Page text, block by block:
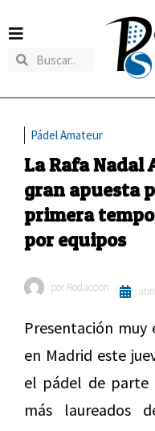
Pádel Amateur
La Rafa Nadal
gran apuesta
primera
por equipos
por Redaccion
Presentación
en Madrid este
el pádel de parte
más laureados